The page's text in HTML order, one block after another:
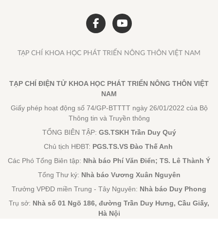
TẠP CHÍ KHOA HỌC PHÁT TRIỂN NÔNG THÔN VIỆT NAM
TẠP CHÍ ĐIỆN TỬ KHOA HỌC PHÁT TRIỂN NÔNG THÔN VIỆT
NAM
Giấy phép hoạt động số 74/GP-BTTTT ngày 26/01/2022 của Bộ
Thông tin và Truyền thông
TỔNG BIÊN TẬP: GS.TSKH Trần Duy Quý
Chủ tịch HĐBT: PGS.TS.VS Đào Thế Anh
Các Phó Tổng Biên tập: Nhà báo Phí Văn Điển; TS. Lê Thành Ý
Tổng Thư ký: Nhà báo Vương Xuân Nguyên
Trưởng VPĐD miền Trung - Tây Nguyên: Nhà báo Duy Phong
Trụ sở: Nhà số 01 Ngõ 186, đường Trần Duy Hưng, Cầu Giấy,
Hà Nội